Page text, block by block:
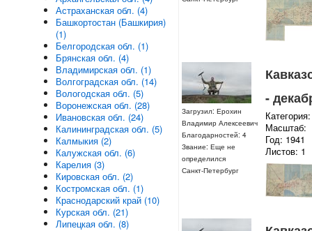
Загрузил: Ерохин
Владимир Алексеевич
Благодарностей: 4
Звание: Еще не
определился
Санкт-Петербург
-
Масштаб:
Год: 1941
Листов: 1
Астраханская обл. (4)
Башкортостан (Башкирия)
(1)
Белгородская обл. (1)
Брянская обл. (4)
Владимирская обл. (1)
Волгоградская обл. (14)
Вологодская обл. (5)
Воронежская обл. (28)
Ивановская обл. (24)
Калининградская обл. (5)
Калмыкия (2)
Калужская обл. (6)
Карелия (3)
Кировская обл. (2)
Костромская обл. (1)
Краснодарский край (10)
Курская обл. (21)
Липецкая обл. (8)